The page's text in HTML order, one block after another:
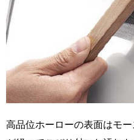
高品位ホーローの表面はモ